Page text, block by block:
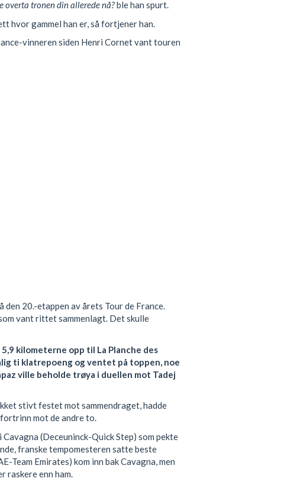
overta tronen din allerede nå?ble han spurt.
hvor gammel han er, så fortjener han.
vinneren siden Henri Cornet vant touren
20.-etappen av årets Tour de France.
vant rittet sammenlagt. Det skulle
kilometerne opp til La Planche des
ti klatrepoeng og ventet på toppen, noe
ville beholde trøya i duellen mot Tadej
stivt festet mot sammendraget, hadde
mot de andre to.
(Deceuninck-Quick Step) som pekte
franske tempomesteren satte beste
Team Emirates) kom inn bak Cavagna, men
raskere enn ham.